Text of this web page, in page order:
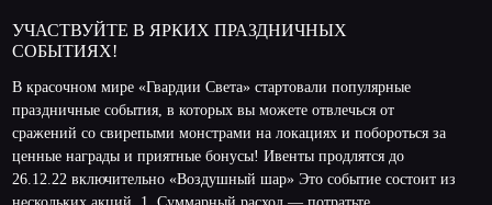
УЧАСТВУЙТЕ В ЯРКИХ ПРАЗДНИЧНЫХ
СОБЫТИЯХ!
В красочном мире «Гвардии Света» стартовали популярные
праздничные события, в которых вы можете отвлечься от
сражений со свирепыми монстрами на локациях и побороться за
ценные награды и приятные бонусы! Ивенты продлятся до
26.12.22 включительно «Воздушный шар» Это событие состоит из